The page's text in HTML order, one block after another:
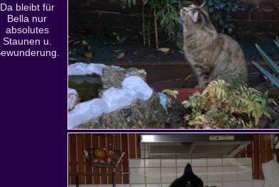
Da bleibt für
Bella nur
absolutes
Staunen u.